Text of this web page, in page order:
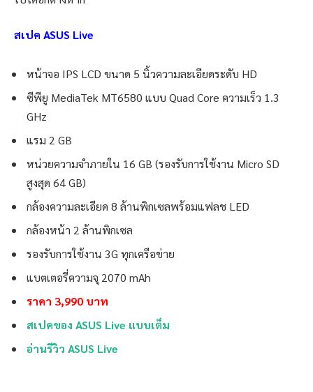
สเปค ASUS Live
หน้าจอ IPS LCD ขนาด 5 นิ้วความละเอียดระดับ HD
ซีพียู MediaTek MT6580 แบบ Quad Core ความเร็ว 1.3
GHz
แรม 2 GB
หน่วยความจำภายใน 16 GB (รองรับการใช้งาน Micro SD
สูงสุด 64 GB)
กล้องความละเอียด 8 ล้านพิกเซลพร้อมแฟลช LED
กล้องหน้า 2 ล้านพิกเซล
รองรับการใช้งาน 3G ทุกเครือข่าย
แบตเตอรี่ความจุ 2070 mAh
ราคา 3,990 บาท
สเปคของ ASUS Live แบบเต็ม
อ่านรีวิว ASUS Live